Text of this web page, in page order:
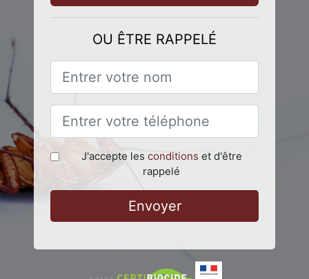
OU ÊTRE RAPPELÉ
J'accepte les conditions et d'être
rappelé
Envoyer